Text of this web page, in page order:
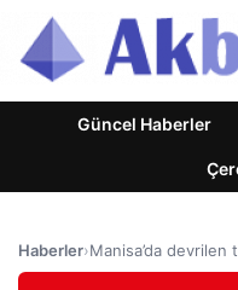
Güncel Haberler
Haberler›Manisa’da